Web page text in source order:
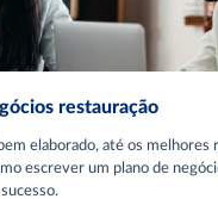
restauração
elaborado, até os melhores
escrever um plano de